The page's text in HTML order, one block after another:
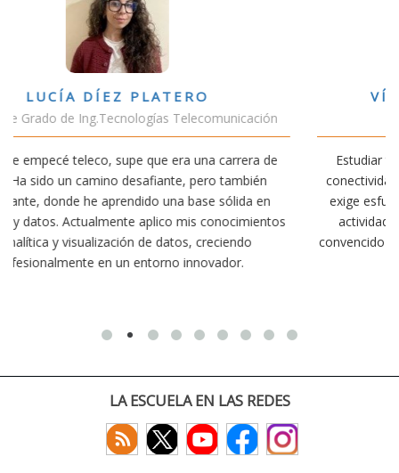
VÍCTOR SÁNCHEZ VALENCIA
Estudiante Doble Grado Teleco-ADE
Estudiar teleco me ha permitido comprender cómo la
conectividad afecta nuestra vida diaria. Aunque la carrera
exige esfuerzo, he dedicado parte de mi tiempo a otras
actividades como el salvamento y socorrismo. Estoy
convencido de que elegir teleco ha sido una de las mejores
decisiones que he tomado.
LA ESCUELA EN LAS REDES